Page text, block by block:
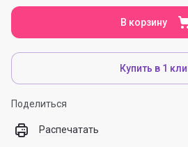
В корзину
Купить в 1
Поделиться
Распечатать